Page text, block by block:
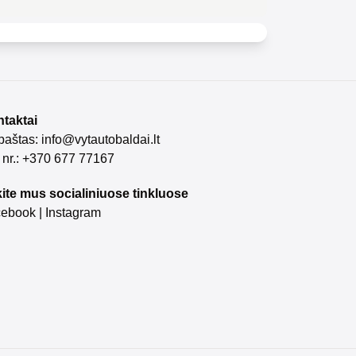
info@vytautobaldai.lt
nr.: +370 677 77167
mus socialiniuose tinkluose
Instagram